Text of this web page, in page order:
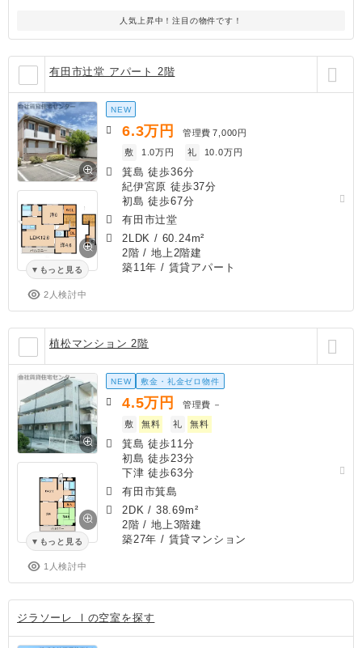
人気上昇中！注目の物件です！
有田市辻堂 アパート 2階
もっと見る
2人検討中
NEW
6.3万円 管理費 7,000円
敷
1.0万円 礼 10.0万円
箕島 徒歩36分
紀伊宮原 徒歩37分
初島 徒歩67分
有田市辻堂
2LDK / 60.24m²
2階 / 地上2階建
築11年 / 賃貸アパート
植松マンション 2階
もっと見る
1人検討中
NEW 敷金・礼金ゼロ物件
4.5万円 管理費 －
敷
無料 礼 無料
箕島 徒歩11分
初島 徒歩23分
下津 徒歩63分
有田市箕島
2DK / 38.69m²
2階 / 地上3階建
築27年 / 賃貸マンション
ジラソーレ Ⅰの空室を探す